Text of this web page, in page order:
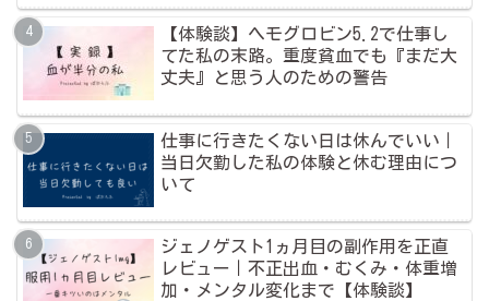
【体験談】ヘモグロビン5.2で仕事し
てた私の末路。重度貧血でも『まだ大
丈夫』と思う人のための警告
仕事に行きたくない日は休んでいい｜
当日欠勤した私の体験と休む理由につ
いて
ジェノゲスト1ヵ月目の副作用を正直
レビュー｜不正出血・むくみ・体重増
加・メンタル変化まで【体験談】